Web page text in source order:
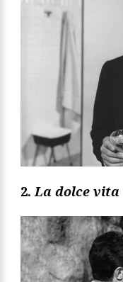
2.La dolce vita